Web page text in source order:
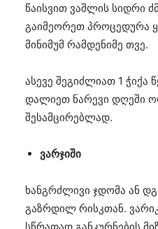
წაისვით ვაშლის სიდრი
გაიმეორეთ პროცედურა
მინიმუმ რამდენიმე თვე.
ასევე შეგიძლიათ 1
დალიეთ ნარევი დღეში
შესამცირებლად.
ვარჯიში
ხანგრძლივი ჯდომა ან
გაზრდილ რისკთან.